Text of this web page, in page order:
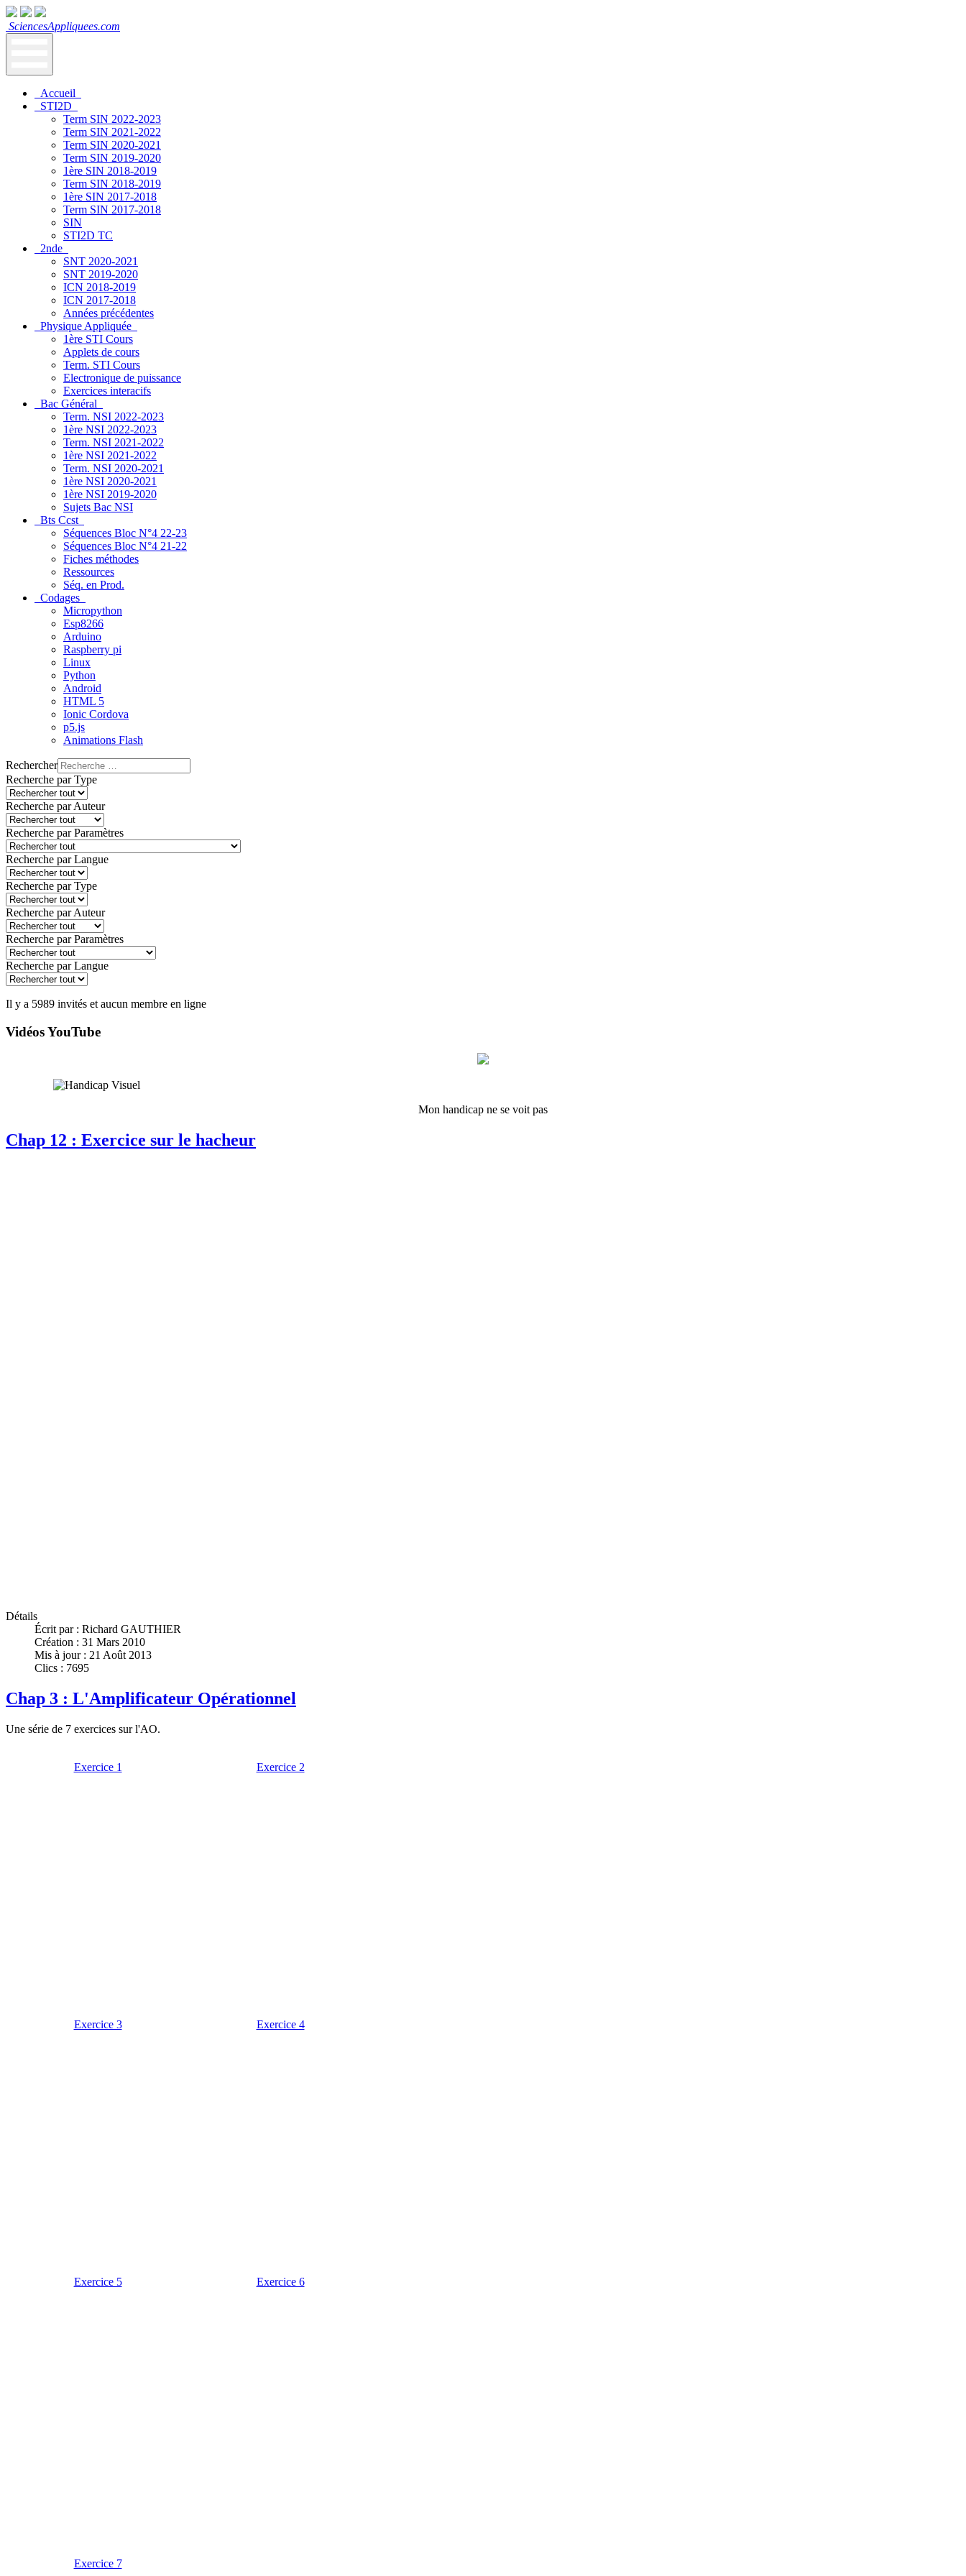
SciencesAppliquees.com
Accueil
STI2D
Term SIN 2022-2023
Term SIN 2021-2022
Term SIN 2020-2021
Term SIN 2019-2020
1ère SIN 2018-2019
Term SIN 2018-2019
1ère SIN 2017-2018
Term SIN 2017-2018
SIN
STI2D TC
2nde
SNT 2020-2021
SNT 2019-2020
ICN 2018-2019
ICN 2017-2018
Années précédentes
Physique Appliquée
1ère STI Cours
Applets de cours
Term. STI Cours
Electronique de puissance
Exercices interacifs
Bac Général
Term. NSI 2022-2023
1ère NSI 2022-2023
Term. NSI 2021-2022
1ère NSI 2021-2022
Term. NSI 2020-2021
1ère NSI 2020-2021
1ère NSI 2019-2020
Sujets Bac NSI
Bts Ccst
Séquences Bloc N°4 22-23
Séquences Bloc N°4 21-22
Fiches méthodes
Ressources
Séq. en Prod.
Codages
Micropython
Esp8266
Arduino
Raspberry pi
Linux
Python
Android
HTML 5
Ionic Cordova
p5.js
Animations Flash
Rechercher
Recherche par Type
Recherche par Auteur
Recherche par Paramètres
Recherche par Langue
Recherche par Type
Recherche par Auteur
Recherche par Paramètres
Recherche par Langue
Il y a 5989 invités et aucun membre en ligne
Vidéos YouTube
Mon handicap ne se voit pas
Chap 12 : Exercice sur le hacheur
Détails
Écrit par : Richard GAUTHIER
Création : 31 Mars 2010
Mis à jour : 21 Août 2013
Clics : 7695
Chap 3 : L'Amplificateur Opérationnel
Une série de 7 exercices sur l'AO.
Exercice 1 Exercice 2
Exercice 3 Exercice 4
Exercice 5 Exercice 6
Exercice 7